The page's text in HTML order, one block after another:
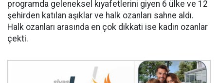
programda geleneksel kıyafetlerini giyen 6 ülke ve 12
şehirden katılan aşıklar ve halk ozanları sahne aldı.
Halk ozanları arasında en çok dikkati ise kadın ozanlar
çekti.